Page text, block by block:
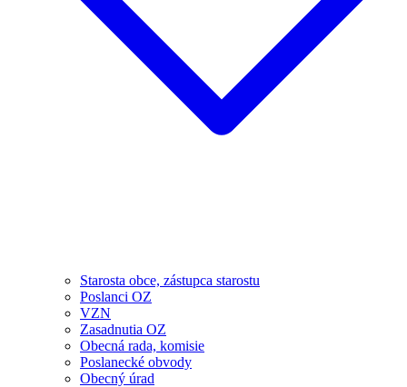
Starosta obce, zástupca starostu
Poslanci OZ
VZN
Zasadnutia OZ
Obecná rada, komisie
Poslanecké obvody
Obecný úrad